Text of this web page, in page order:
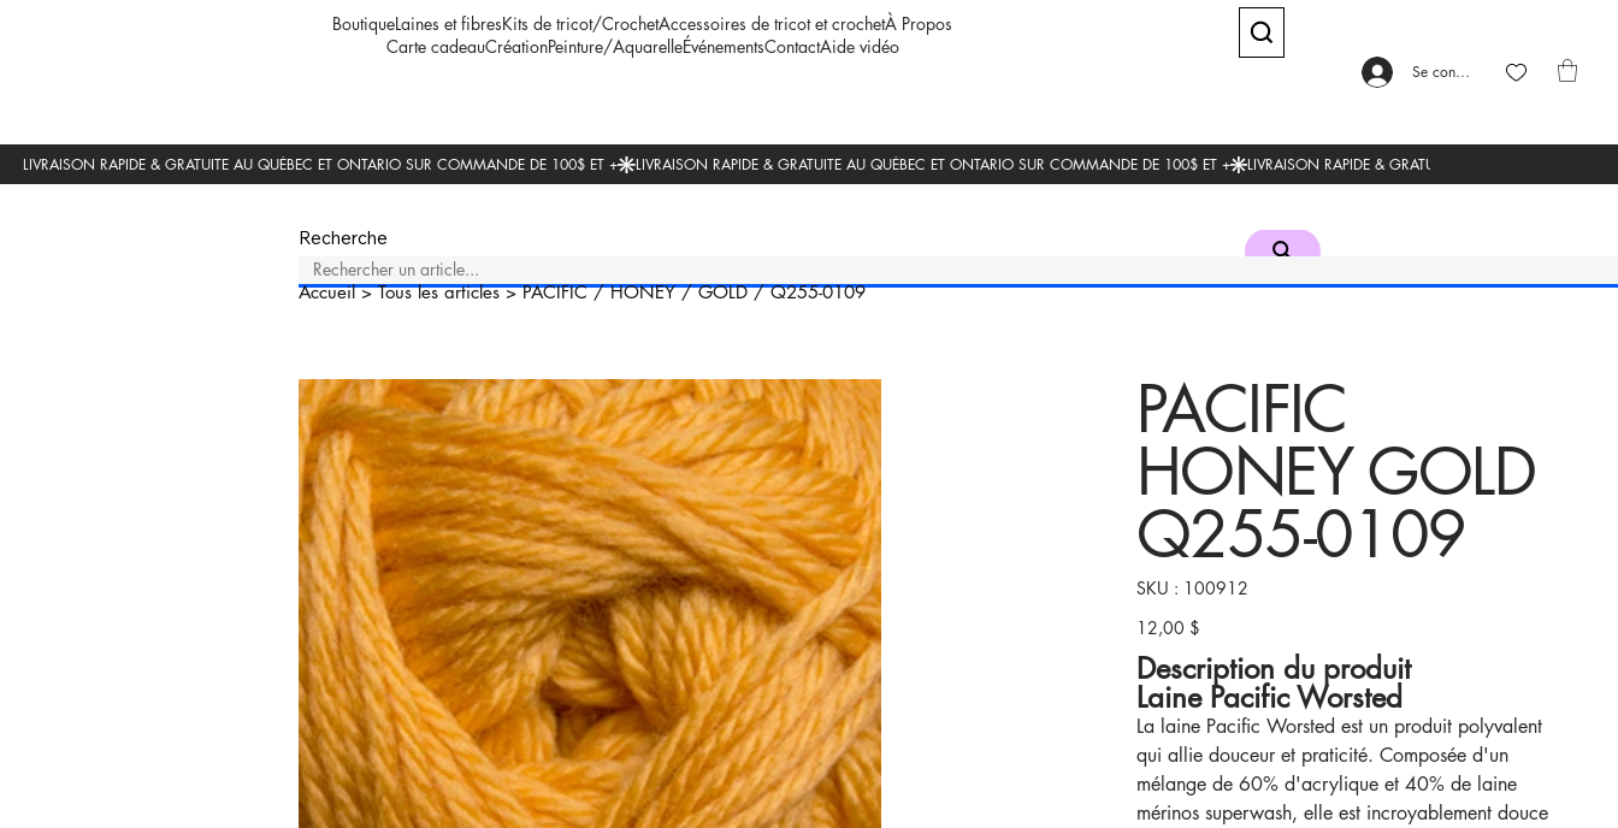
BoutiqueLaines et fibresKits de tricot/CrochetAccessoires de tricot et crochetÀ Propos
Carte cadeauCréationPeinture/AquarelleÉvénementsContactAide vidéo
Se connecter
Recherche
Accueil>Tous les articles>PACIFIC / HONEY / GOLD / Q255-0109
PACIFIC
HONEY GOLD
Q255-0109
SKU :
SKU
100912
100912
Prix
12,00 $
Description du produit
Laine Pacific Worsted
La laine Pacific Worsted est un produit polyvalent
qui allie douceur et praticité. Composée d'un
mélange de 60% d'acrylique et 40% de laine
mérinos superwash, elle est incroyablement douce